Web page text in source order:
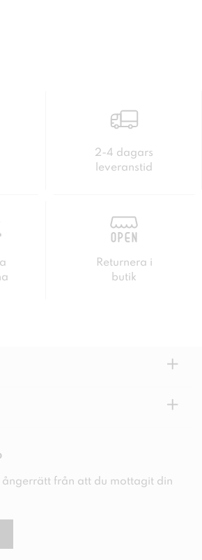
2-4 dagars
leveranstid
Returnera i
butik
+
+
ångerrätt från att du mottagit din